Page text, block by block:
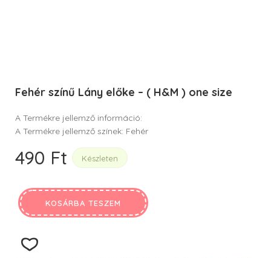
Fehér színű Lány előke – ( H&M ) one size
A Termékre jellemző információ:
A Termékre jellemző színek: Fehér
490 Ft Készleten
KOSÁRBA TESZEM